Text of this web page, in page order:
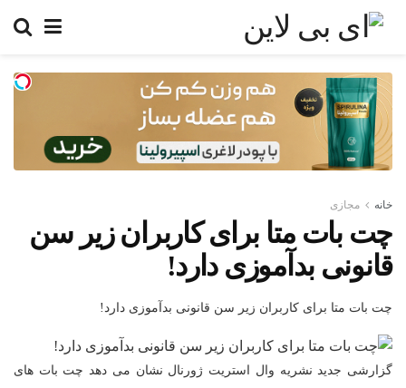
خانه مجازی
چت بات متا برای کاربران زیر سن
قانونی بدآموزی دارد!
چت بات متا برای کاربران زیر سن قانونی بدآموزی دارد!
گزارشی جدید نشریه وال استریت ژورنال نشان می دهد چت بات های